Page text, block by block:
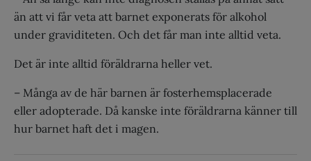
än att vi får veta att barnet exponerats för alkohol
under graviditeten. Och det får man inte alltid veta.
Det är inte alltid föräldrarna heller vet.
– Många av de här barnen är fosterhemsplacerade
eller adopterade. Då kanske inte föräldrarna känner till
hur barnet haft det i magen.